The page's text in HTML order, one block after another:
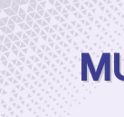
Skip
to
content